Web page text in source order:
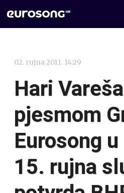
02. rujna 2011. 14:29
Hari
pjesmom
Eurosong
15. rujna